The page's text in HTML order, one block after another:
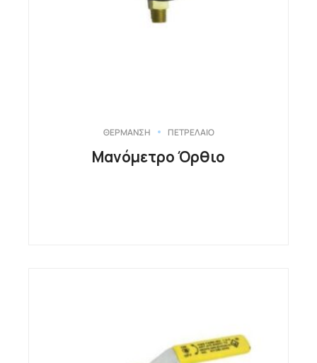
ΘΕΡΜΑΝΣΗ ΠΕΤΡΕΛΑΙΟ
Μανόμετρο Όρθιο